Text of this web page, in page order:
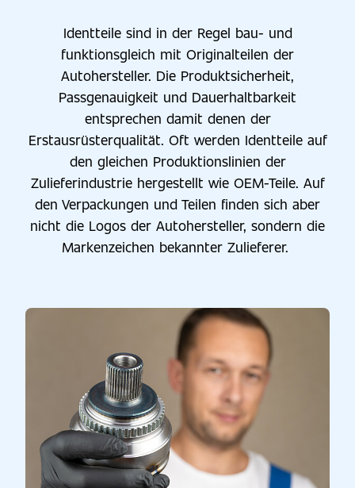
Identteile sind in der Regel bau- und
funktionsgleich mit Originalteilen der
Autohersteller. Die Produktsicherheit,
Passgenauigkeit und Dauerhaltbarkeit
entsprechen damit denen der
Erstausrüsterqualität. Oft werden Identteile auf
den gleichen Produktionslinien der
Zulieferindustrie hergestellt wie OEM-Teile. Auf
den Verpackungen und Teilen finden sich aber
nicht die Logos der Autohersteller, sondern die
Markenzeichen bekannter Zulieferer.